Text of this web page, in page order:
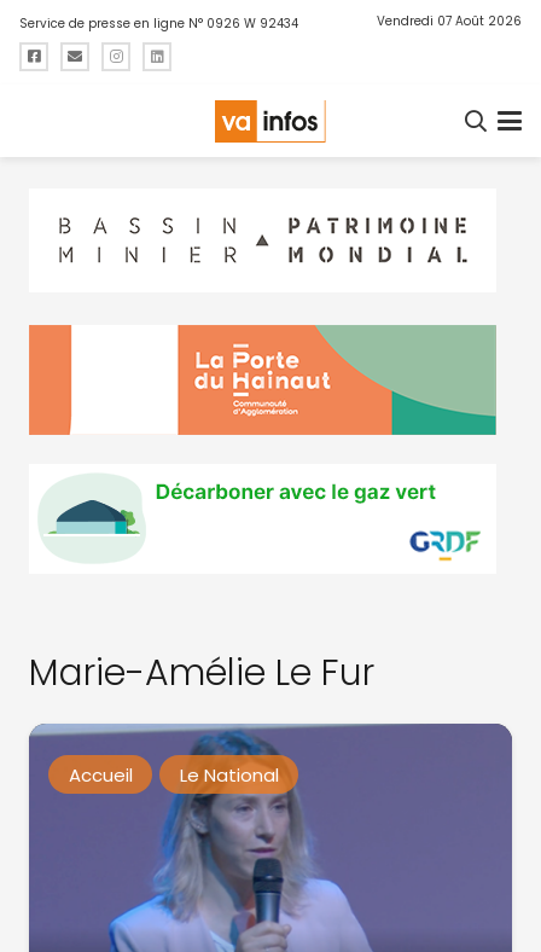
Service de presse en ligne N° 0926 W 92434 Vendredi 07 Août 2026
Marie-Amélie Le Fur
Accueil Le National